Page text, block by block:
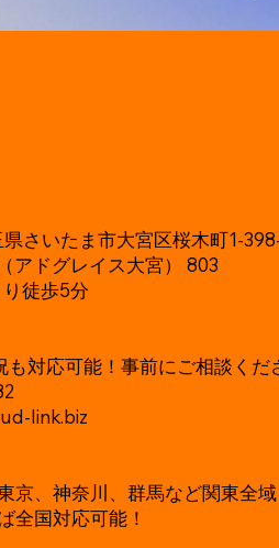
さいたま市大宮区桜木町1-
アドグレイス大宮） 803
徒歩5分
対応可能！事前にご相談くだ
link.biz
京、神奈川、群馬など関東全域
全国対応可能！